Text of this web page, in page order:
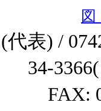
図
代表) /
34-
FAX: